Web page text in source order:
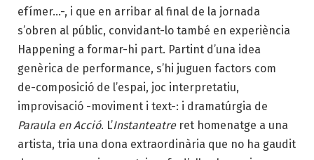
efímer…-, i que en arribar al final de la jornada
s’obren al públic, convidant-lo també en experiència
Happening a formar-hi part. Partint d’una idea
genèrica de performance, s’hi juguen factors com
de-composició de l’espai, joc interpretatiu,
improvisació -moviment i text-: i dramatúrgia de
Paraula en Acció. L’Instanteatreret homenatge a una
artista, tria una dona extraordinària que no ha gaudit